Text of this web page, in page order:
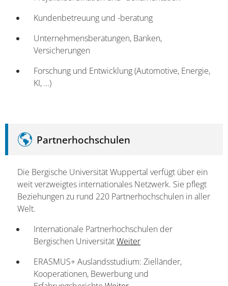
Kundenbetreuung und -beratung
Unternehmensberatungen, Banken,
Versicherungen
Forschung und Entwicklung (Automotive, Energie,
KI, …)
Partnerhochschulen
Die Bergische Universität Wuppertal verfügt über ein
weit verzweigtes internationales Netzwerk. Sie pflegt
Beziehungen zu rund 220 Partnerhochschulen in aller
Welt.
Internationale Partnerhochschulen der
Bergischen UniversitätWeiter
ERASMUS+ Auslandsstudium: Zielländer,
Kooperationen, Bewerbung und